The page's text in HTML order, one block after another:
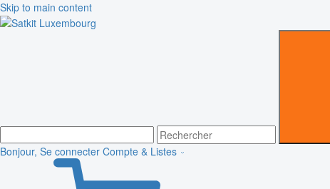
Skip to main content
Bonjour, Se connecter Compte & Listes